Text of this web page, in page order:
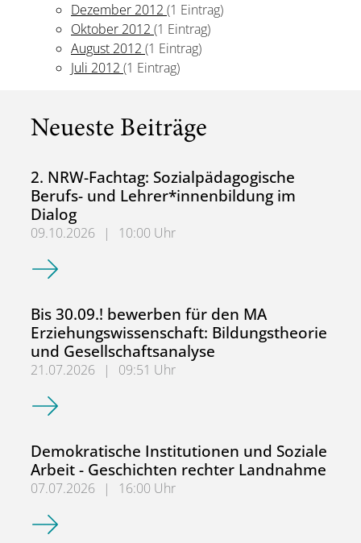
Dezember 2012 (1 Eintrag)
Oktober 2012 (1 Eintrag)
August 2012 (1 Eintrag)
Juli 2012 (1 Eintrag)
Neueste Beiträge
2. NRW-Fachtag: Sozialpädagogische
Berufs- und Lehrer*innenbildung im
Dialog
09.10.2026 |
10:00 Uhr
2. NRW-Fachtag: Sozialpädagogische Berufs- und
Bis 30.09.! bewerben für den MA
Erziehungswissenschaft: Bildungstheorie
und Gesellschaftsanalyse
21.07.2026 |
09:51 Uhr
Bis 30.09.! bewerben für den MA
Demokratische Institutionen und Soziale
Arbeit - Geschichten rechter Landnahme
07.07.2026 |
16:00 Uhr
Demokratische Institutionen und Soziale Arbeit -